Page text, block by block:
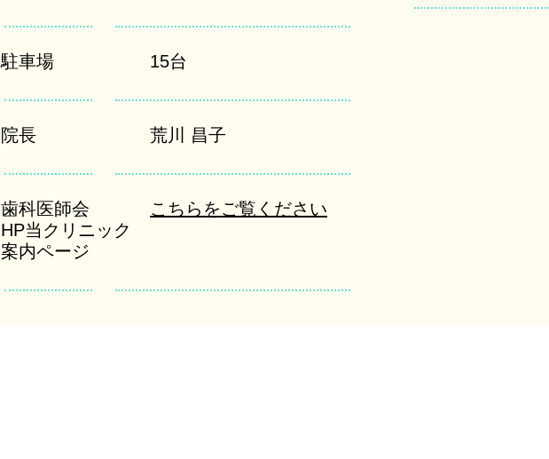
駐車場 15台
院長 荒川 昌子
歯科医師会
​HP当クリニック
案内ページ
こちらをご覧ください